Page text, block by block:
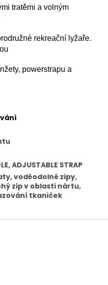
tratěmi a volným
rekreační lyžaře.
powerstrapu a
ADJUSTABLE STRAP
voděodolné zipy,
zip v oblasti nártu,
tkaniček